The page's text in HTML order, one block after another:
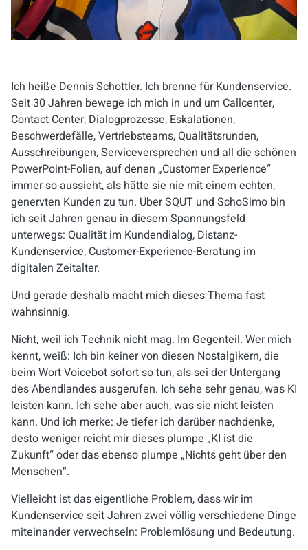
Ich heiße Dennis Schottler. Ich brenne für Kundenservice.
Seit 30 Jahren bewege ich mich in und um Callcenter,
Contact Center, Dialogprozesse, Eskalationen,
Beschwerdefälle, Vertriebsteams, Qualitätsrunden,
Ausschreibungen, Serviceversprechen und all die schönen
PowerPoint-Folien, auf denen „Customer Experience“
immer so aussieht, als hätte sie nie mit einem echten,
genervten Kunden zu tun. Über SQUT und SchoSimo bin
ich seit Jahren genau in diesem Spannungsfeld
unterwegs: Qualität im Kundendialog, Distanz-
Kundenservice, Customer-Experience-Beratung im
digitalen Zeitalter.
Und gerade deshalb macht mich dieses Thema fast
wahnsinnig.
Nicht, weil ich Technik nicht mag. Im Gegenteil. Wer mich
kennt, weiß: Ich bin keiner von diesen Nostalgikern, die
beim Wort Voicebot sofort so tun, als sei der Untergang
des Abendlandes ausgerufen. Ich sehe sehr genau, was KI
leisten kann. Ich sehe aber auch, was sie nicht leisten
kann. Und ich merke: Je tiefer ich darüber nachdenke,
desto weniger reicht mir dieses plumpe „KI ist die
Zukunft“ oder das ebenso plumpe „Nichts geht über den
Menschen“.
Vielleicht ist das eigentliche Problem, dass wir im
Kundenservice seit Jahren zwei völlig verschiedene Dinge
miteinander verwechseln: Problemlösung und Bedeutung.